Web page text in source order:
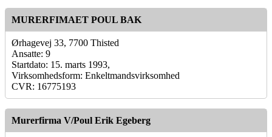
MURERFIMAET POUL BAK
Ørhagevej 33, 7700 Thisted
Ansatte: 9
Startdato: 15. marts 1993,
Virksomhedsform: Enkeltmandsvirksomhed
CVR: 16775193
Murerfirma V/Poul Erik Egeberg